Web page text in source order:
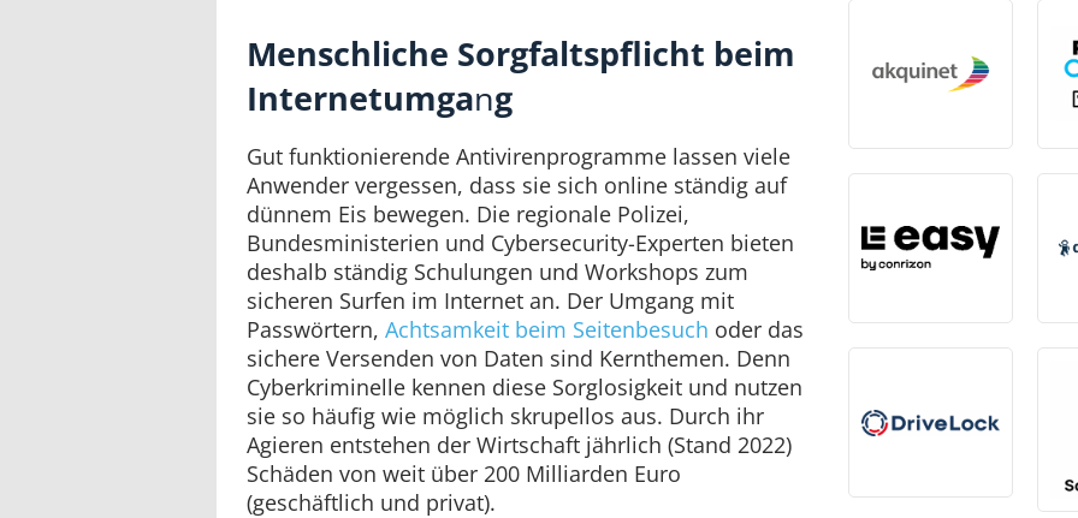
Menschliche Sorgfaltspflicht beim
Internetumgang
Gut funktionierende Antivirenprogramme lassen viele
Anwender vergessen, dass sie sich online ständig auf
dünnem Eis bewegen. Die regionale Polizei,
Bundesministerien und Cybersecurity-Experten bieten
deshalb ständig Schulungen und Workshops zum
sicheren Surfen im Internet an. Der Umgang mit
Passwörtern, Achtsamkeit beim Seitenbesuch oder das
sichere Versenden von Daten sind Kernthemen. Denn
Cyberkriminelle kennen diese Sorglosigkeit und nutzen
sie so häufig wie möglich skrupellos aus. Durch ihr
Agieren entstehen der Wirtschaft jährlich (Stand 2022)
Schäden von weit über 200 Milliarden Euro
(geschäftlich und privat).